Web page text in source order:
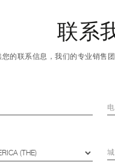
联系
您的联系信息，我们的专业销售